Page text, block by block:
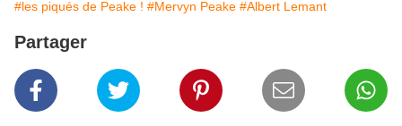
#les piqués de Peake ! #Mervyn Peake #Albert Lemant
Partager